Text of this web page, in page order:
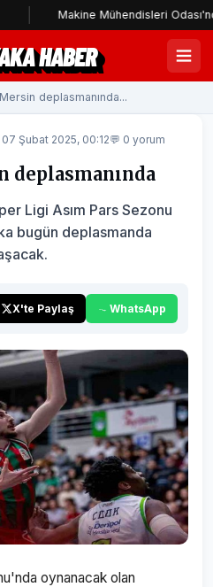
Mühendisleri Odası'ndan
HABER
deplasmanında...
07 Şubat 2025, 00:12💬 0 yorum
deplasmanında
Ligi Asım Pars Sezonu
bugün deplasmanda
X'te Paylaş WhatsApp
oynanacak olan